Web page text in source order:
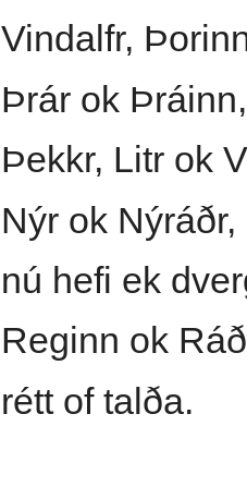
Vindalfr,
Þrár ok Þráinn,
Þekkr, Litr ok
Nýr ok Nýráðr,
nú hefi ek
Reginn ok
rétt of talða.